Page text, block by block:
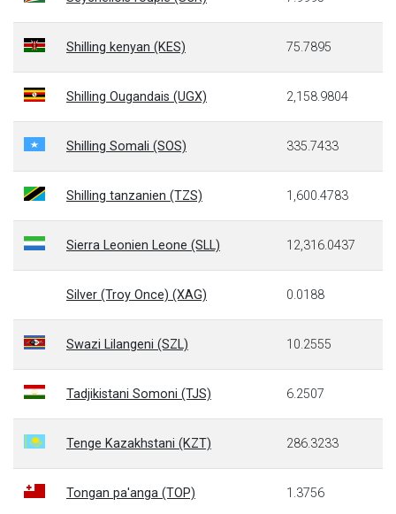
Shilling kenyan (KES) 75.7895
Shilling Ougandais (UGX) 2,158.9804
Shilling Somali (SOS) 335.7433
Shilling tanzanien (TZS) 1,600.4783
Sierra Leonien Leone (SLL) 12,316.0437
Silver (Troy Once) (XAG) 0.0188
Swazi Lilangeni (SZL) 10.2555
Tadjikistani Somoni (TJS) 6.2507
Tenge Kazakhstani (KZT) 286.3233
Tongan pa'anga (TOP) 1.3756